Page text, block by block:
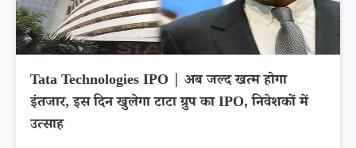
Tata Technologies IPO | अब जल्द खत्म होगा
इंतजार, इस दिन खुलेगा टाटा ग्रुप का IPO, निवेशकों में
उत्साह